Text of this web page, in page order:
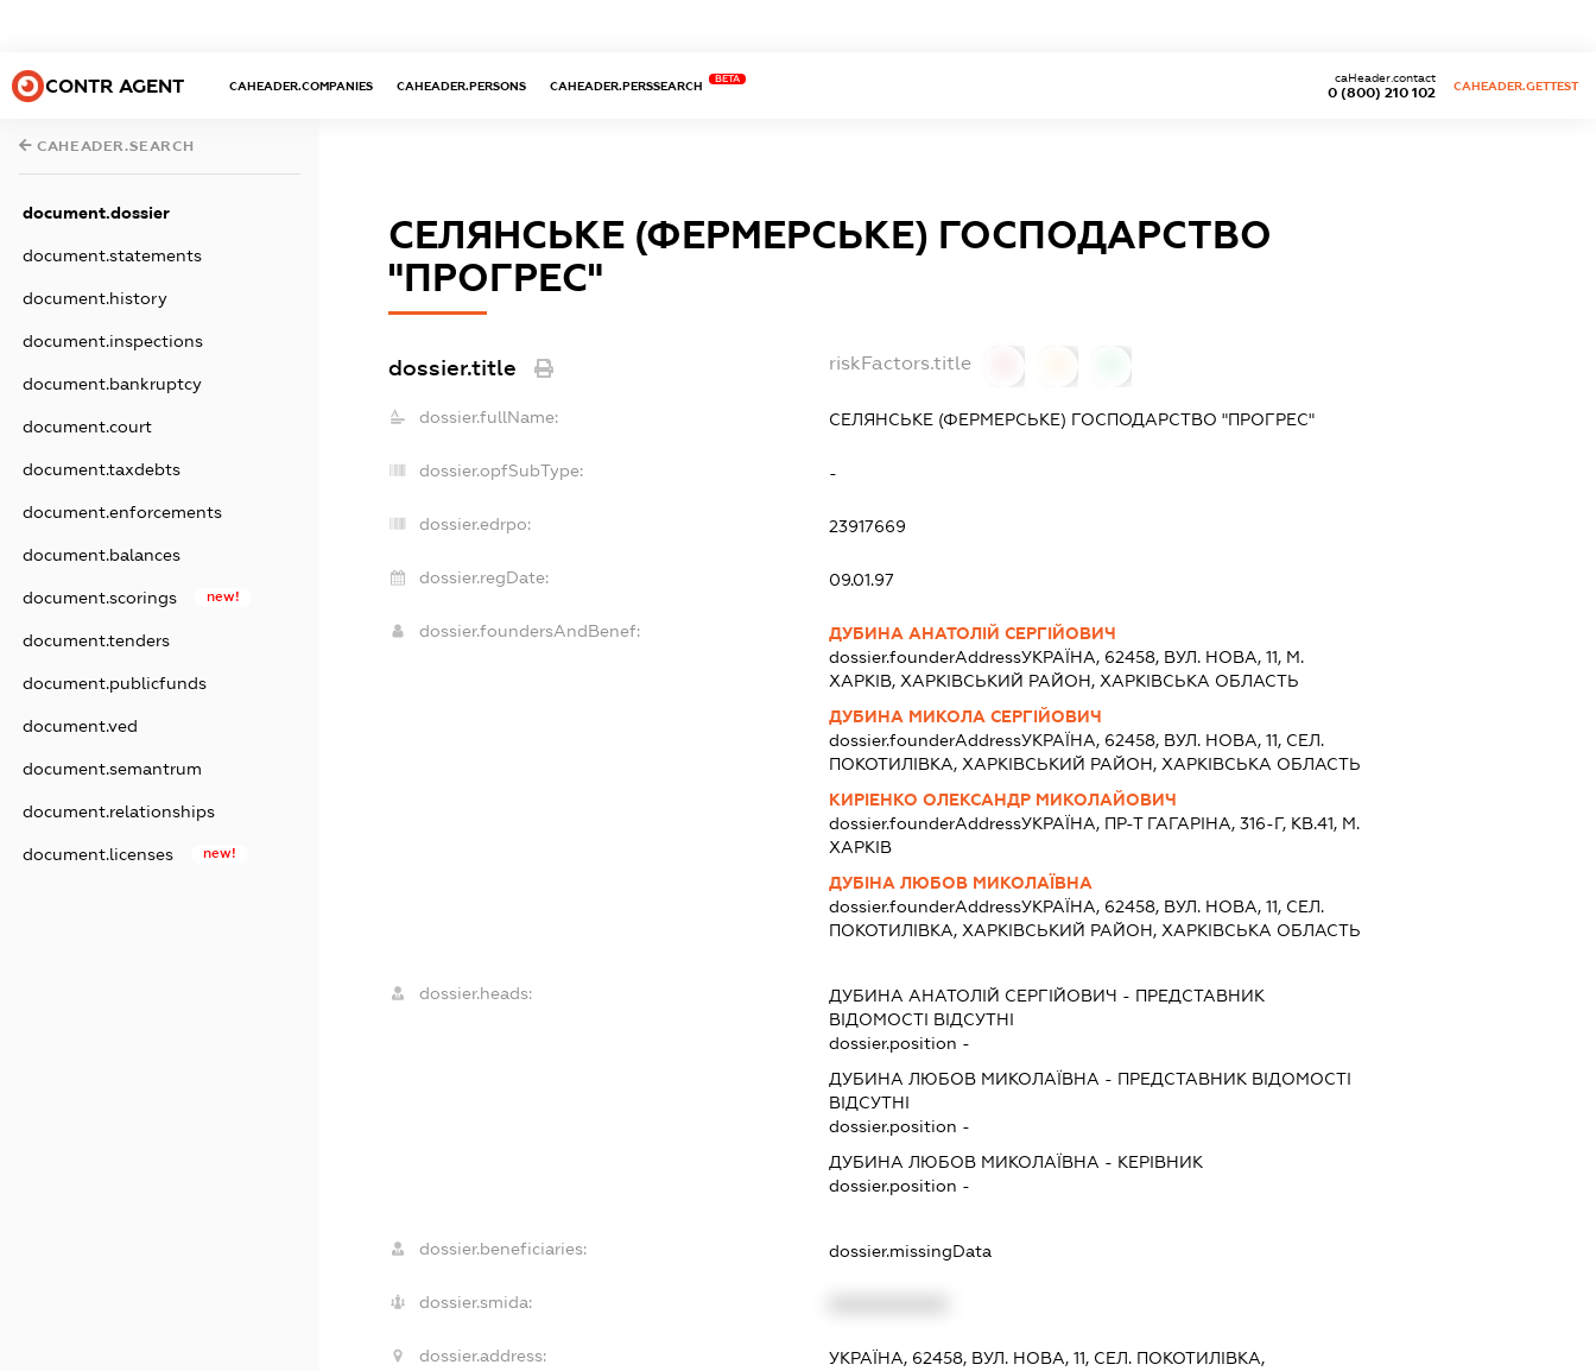
CONTR AGENT CAHEADER.COMPANIES CAHEADER.PERSONS CAHEADER.PERSSEARCH
BETA
0 (800) 210 102
caHeader.contact
CAHEADER.GETTEST
CAHEADER.SEARCH
document.dossier
document.statements
document.history
document.inspections
document.bankruptcy
document.court
document.taxdebts
document.enforcements
document.balances
document.scorings new!
document.tenders
document.publicfunds
document.ved
document.semantrum
document.relationships
document.licenses new!
СЕЛЯНСЬКЕ (ФЕРМЕРСЬКЕ) ГОСПОДАРСТВО
"ПРОГРЕС"
dossier.title riskFactors.title
dossier.fullName: СЕЛЯНСЬКЕ (ФЕРМЕРСЬКЕ) ГОСПОДАРСТВО "ПРОГРЕС"
dossier.opfSubType: -
dossier.edrpo: 23917669
dossier.regDate: 09.01.97
dossier.foundersAndBenef:
ДУБИНА АНАТОЛІЙ СЕРГІЙОВИЧ
dossier.founderAddressУКРАЇНА, 62458, ВУЛ. НОВА, 11, М.
ХАРКІВ, ХАРКІВСЬКИЙ РАЙОН, ХАРКІВСЬКА ОБЛАСТЬ
ДУБИНА МИКОЛА СЕРГІЙОВИЧ
dossier.founderAddressУКРАЇНА, 62458, ВУЛ. НОВА, 11, СЕЛ.
ПОКОТИЛІВКА, ХАРКІВСЬКИЙ РАЙОН, ХАРКІВСЬКА ОБЛАСТЬ
КИРІЕНКО ОЛЕКСАНДР МИКОЛАЙОВИЧ
dossier.founderAddressУКРАЇНА, ПР-Т ГАГАРІНА, 316-Г, КВ.41, М.
ХАРКІВ
ДУБІНА ЛЮБОВ МИКОЛАЇВНА
dossier.founderAddressУКРАЇНА, 62458, ВУЛ. НОВА, 11, СЕЛ.
ПОКОТИЛІВКА, ХАРКІВСЬКИЙ РАЙОН, ХАРКІВСЬКА ОБЛАСТЬ
dossier.heads: ДУБИНА АНАТОЛІЙ СЕРГІЙОВИЧ - ПРЕДСТАВНИК
ВІДОМОСТІ ВІДСУТНІ
dossier.position -
ДУБИНА ЛЮБОВ МИКОЛАЇВНА - ПРЕДСТАВНИК ВІДОМОСТІ
ВІДСУТНІ
dossier.position -
ДУБИНА ЛЮБОВ МИКОЛАЇВНА - КЕРІВНИК
dossier.position -
dossier.beneficiaries: dossier.missingData
dossier.smida:
dossier.address:
УКРАЇНА, 62458, ВУЛ. НОВА, 11, СЕЛ. ПОКОТИЛІВКА,